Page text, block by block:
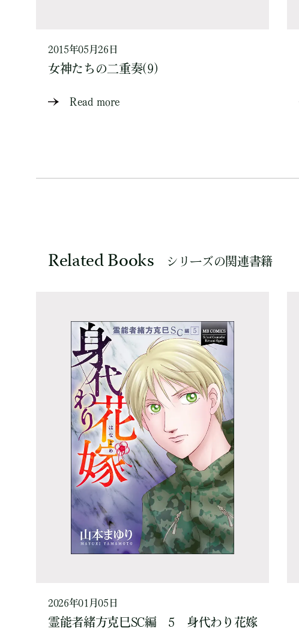
2015年05月26日
女神たちの二重奏(9)
Read more
Related Books シリーズの関連書籍
2026年01月05日
霊能者緒方克巳SC編 5 身代わり花嫁